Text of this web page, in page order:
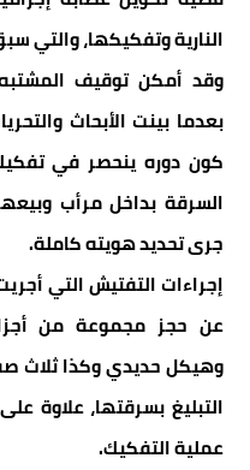
النارية وتفكيكها، والتي
بعدما بينت الأبحاث
كون دوره ينحصر في
السرقة بداخل مرأب
جرى تحديد هويته كاملة.
إجراءات التفتيش التي
عن حجز مجموعة من أجزاء
وهيكل حديدي وكذا ثلاث
التبليغ بسرقتها، علاوة
عملية التفكيك.